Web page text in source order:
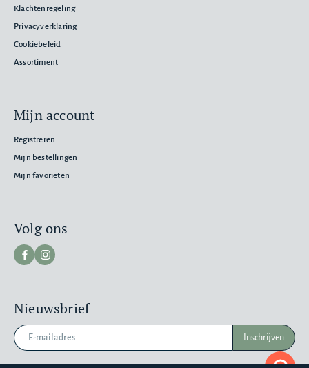
Klachtenregeling
Privacyverklaring
Cookiebeleid
Assortiment
Mijn account
Registreren
Mijn bestellingen
Mijn favorieten
Nieuwsbrief
Inschrijven
Volg ons